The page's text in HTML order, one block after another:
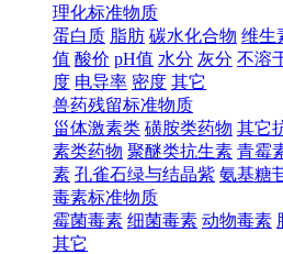
理化标准物质
蛋白质 脂肪 碳水化合物 维生
值 酸价 pH值 水分 灰分 不溶
度 电导率 密度 其它
兽药残留标准物质
甾体激素类 磺胺类药物 其它
素类药物 聚醚类抗生素 青霉
素 孔雀石绿与结晶紫 氨基糖
毒素标准物质
霉菌毒素 细菌毒素 动物毒素
其它